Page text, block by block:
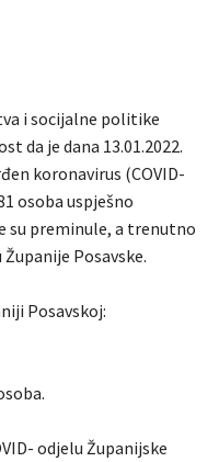
i socijalne politike
da je dana 13.01.2022.
koronavirus (COVID-
osoba uspješno
su preminule, a trenutno
Posavske.
Posavskoj:
odjelu Županijske